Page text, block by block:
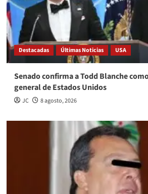
Destacadas Últimas Noticias USA
Senado confirma a Todd Blanche
general de Estados Unidos
JC 8 agosto, 2026